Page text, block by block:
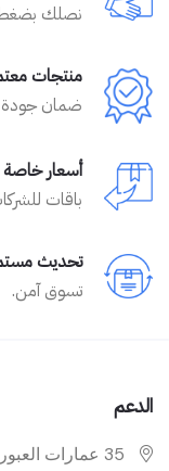
نصلك
منتجات
ضمان
أسعار خاصة
باقات
تحديث
تسوق آمن.
الدعم
35 عمارات العبور صلاح سالم الدور 27 شقة 6